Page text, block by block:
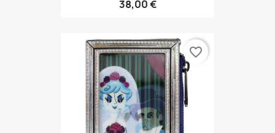
38,00 €
favorite_border